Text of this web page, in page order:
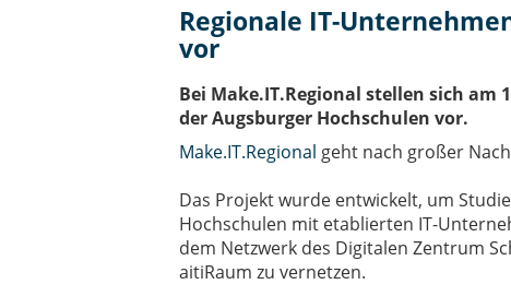
Regionale IT-
vor
Bei Make.IT.Regional stellen sich am
der Augsburger Hochschulen vor.
Make.IT.Regional geht nach großer
Das Projekt wurde entwickelt, um
Hochschulen mit etablierten IT-
dem Netzwerk des Digitalen Zentrum
aitiRaum zu vernetzen.